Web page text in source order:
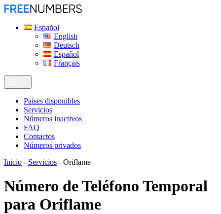
Español
English
Deutsch
Español
Français
Países disponibles
Servicios
Números inactivos
FAQ
Contactos
Números privados
Inicio - Servicios - Oriflame
Número de Teléfono Temporal
para Oriflame